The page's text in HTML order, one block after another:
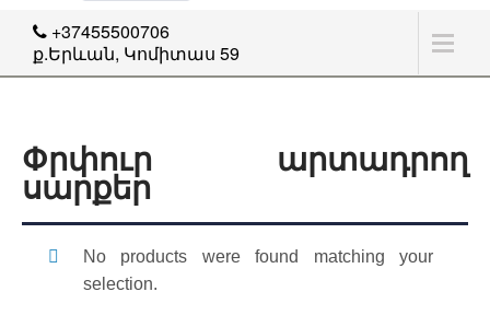
+37455500706
ք.Երևան, Կոմիտաս 59
Փրփուր արտադրող
սարքեր
No products were found matching your
selection.